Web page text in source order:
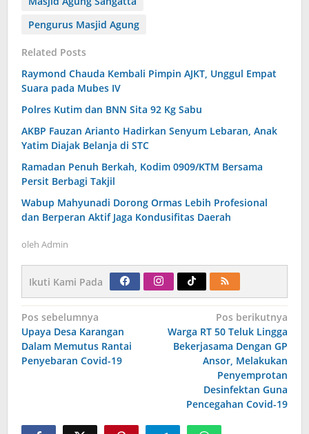
Pengurus Masjid Agung
Related Posts
Raymond Chauda Kembali Pimpin AJKT, Unggul Empat
Suara pada Mubes IV
Polres Kutim dan BNN Sita 92 Kg Sabu
AKBP Fauzan Arianto Hadirkan Senyum Lebaran, Anak
Yatim Diajak Belanja di STC
Ramadan Penuh Berkah, Kodim 0909/KTM Bersama
Persit Berbagi Takjil
Wabup Mahyunadi Dorong Ormas Lebih Profesional
dan Berperan Aktif Jaga Kondusifitas Daerah
oleh Admin
Ikuti Kami Pada
Navigasi
pos
Pos sebelumnya
Upaya Desa Karangan
Dalam Memutus Rantai
Penyebaran Covid-19
Pos berikutnya
Warga RT 50 Teluk Lingga
Bekerjasama Dengan GP
Ansor, Melakukan
Penyemprotan
Desinfektan Guna
Pencegahan Covid-19